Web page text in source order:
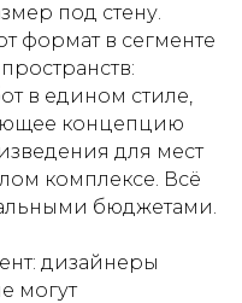
под стену.
формат в сегменте
в едином стиле,
концепцию
для мест
комплексе. Всё
бюджетами.
дизайнеры
могут